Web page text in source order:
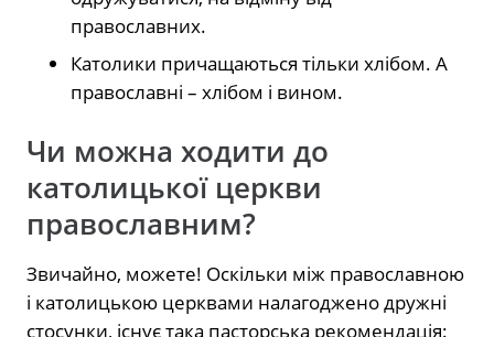
православних.
Католики причащаються тільки хлібом. А
православні – хлібом і вином.
Чи можна ходити до
католицької церкви
православним?
Звичайно, можете! Оскільки між православною
і католицькою церквами налагоджено дружні
стосунки, існує така пасторська рекомендація: